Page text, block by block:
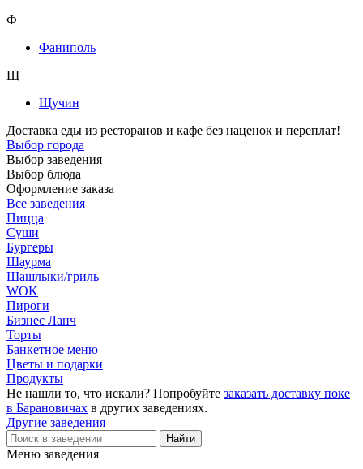
Ф
Фаниполь
Щ
Щучин
Доставка еды из ресторанов и кафе без наценок и переплат!
Выбор города
Выбор заведения
Выбор блюда
Оформление заказа
Все заведения
Пицца
Суши
Бургеры
Шаурма
Шашлыки/гриль
WOK
Пироги
Бизнес Ланч
Торты
Банкетное меню
Цветы и подарки
Продукты
Не нашли то, что искали? Попробуйте заказать доставку поке
в Барановичах в других заведениях.
Другие заведения
Меню заведения